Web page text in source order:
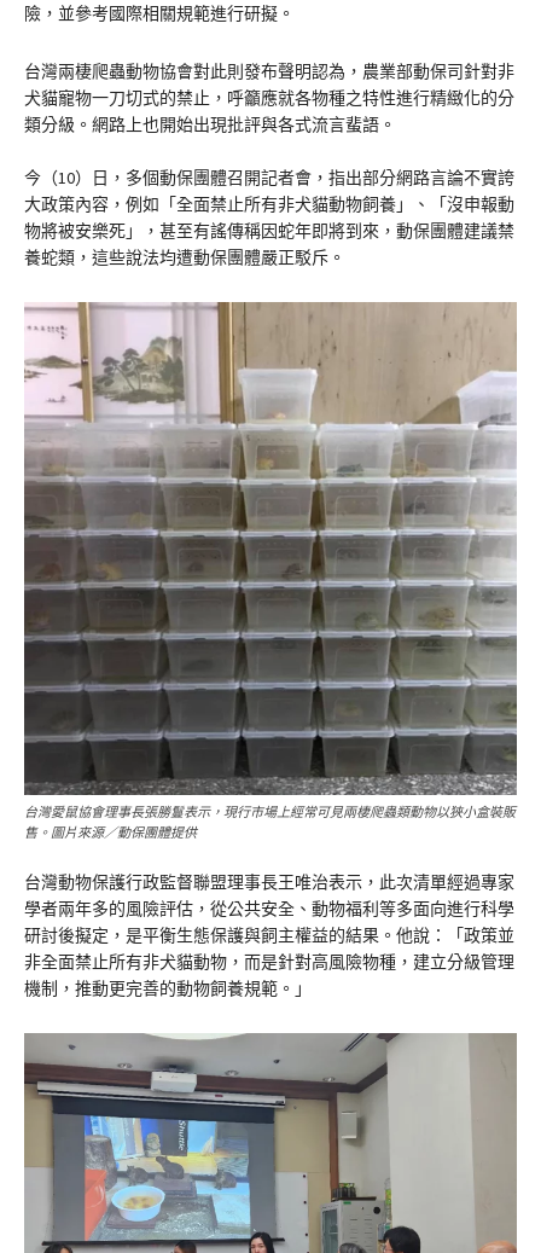
險，並參考國際相關規範進行研擬。
台灣兩棲爬蟲動物協會對此則發布聲明認為，農業部動保司針對非
犬貓寵物一刀切式的禁止，呼籲應就各物種之特性進行精緻化的分
類分級。網路上也開始出現批評與各式流言蜚語。
今（10）日，多個動保團體召開記者會，指出部分網路言論不實誇
大政策內容，例如「全面禁止所有非犬貓動物飼養」、「沒申報動
物將被安樂死」，甚至有謠傳稱因蛇年即將到來，動保團體建議禁
養蛇類，這些說法均遭動保團體嚴正駁斥。
台灣愛鼠協會理事長張勝鬘表示，現行市場上經常可見兩棲爬蟲類動物以狹小盒裝販
售。圖片來源／動保團體提供
台灣動物保護行政監督聯盟理事長王唯治表示，此次清單經過專家
學者兩年多的風險評估，從公共安全、動物福利等多面向進行科學
研討後擬定，是平衡生態保護與飼主權益的結果。他說：「政策並
非全面禁止所有非犬貓動物，而是針對高風險物種，建立分級管理
機制，推動更完善的動物飼養規範。」